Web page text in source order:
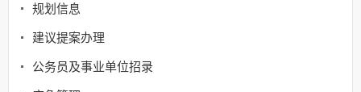
规划信息
建议提案办理
公务员及事业单位招录